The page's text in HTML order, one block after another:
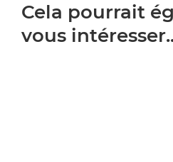
Cela pourrait
vous